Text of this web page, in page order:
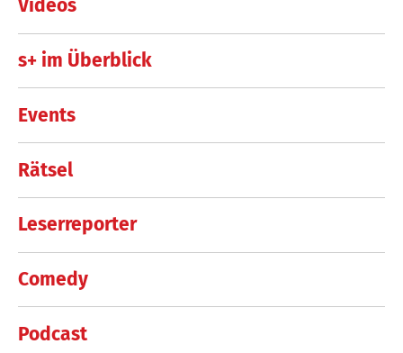
Videos
s+ im Überblick
Events
Rätsel
Leserreporter
Comedy
Podcast